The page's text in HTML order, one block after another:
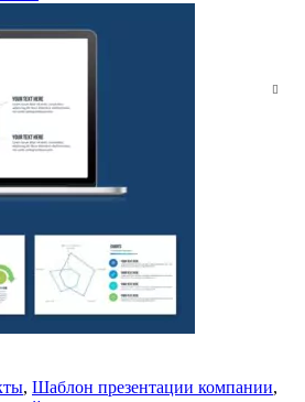
, Шаблон презентации компании,